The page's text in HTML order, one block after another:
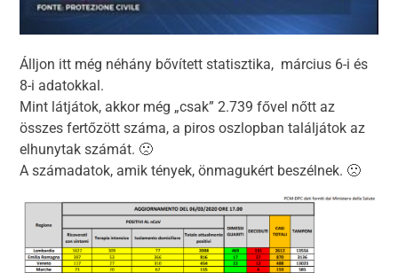
Álljon itt még néhány bővített statisztika, március 6-i és
8-i adatokkal.
Mint látjátok, akkor még „csak” 2.739 fővel nőtt az
összes fertőzött száma, a piros oszlopban találjátok az
elhunytak számát. 🙁
A számadatok, amik tények, önmagukért beszélnek. 🙁